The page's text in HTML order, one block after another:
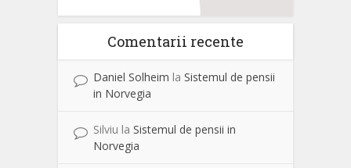
Comentarii recente
Daniel Solheim la Sistemul de pensii
in Norvegia
Silviu la Sistemul de pensii in
Norvegia